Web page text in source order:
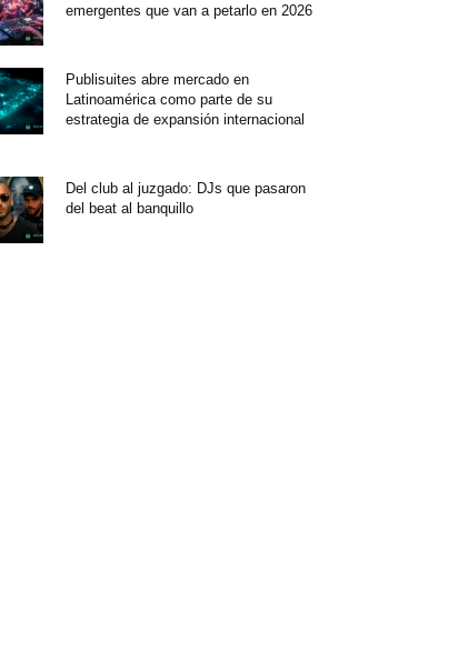
emergentes que van a petarlo en 2026
Publisuites abre mercado en
Latinoamérica como parte de su
estrategia de expansión internacional
Del club al juzgado: DJs que pasaron
del beat al banquillo